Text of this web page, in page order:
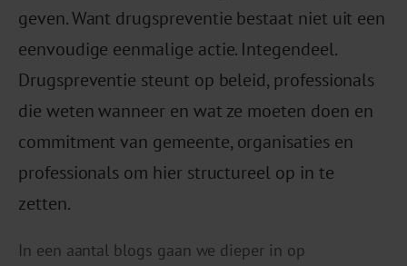
geven. Want drugspreventie bestaat niet uit een
eenvoudige eenmalige actie. Integendeel.
Drugspreventie steunt op beleid, professionals
die weten wanneer en wat ze moeten doen en
commitment van gemeente, organisaties en
professionals om hier structureel op in te
zetten.
In een aantal blogs gaan we dieper in op